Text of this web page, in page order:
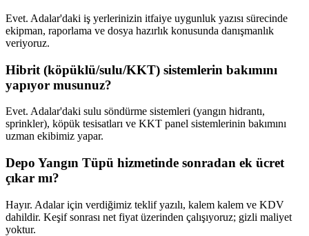
Evet. Adalar'daki iş yerlerinizin itfaiye uygunluk yazısı sürecinde
ekipman, raporlama ve dosya hazırlık konusunda danışmanlık
veriyoruz.
Hibrit (köpüklü/sulu/KKT) sistemlerin bakımını
yapıyor musunuz?
Evet. Adalar'daki sulu söndürme sistemleri (yangın hidrantı,
sprinkler), köpük tesisatları ve KKT panel sistemlerinin bakımını
uzman ekibimiz yapar.
Depo Yangın Tüpü hizmetinde sonradan ek ücret
çıkar mı?
Hayır. Adalar için verdiğimiz teklif yazılı, kalem kalem ve KDV
dahildir. Keşif sonrası net fiyat üzerinden çalışıyoruz; gizli maliyet
yoktur.